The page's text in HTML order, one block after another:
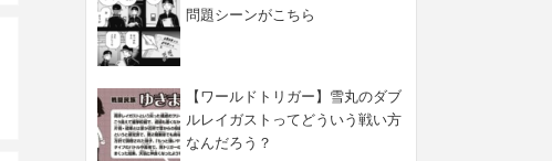
問題シーンがこちら
【ワールドトリガー】雪丸のダブ
ルレイガストってどういう戦い方
なんだろう？